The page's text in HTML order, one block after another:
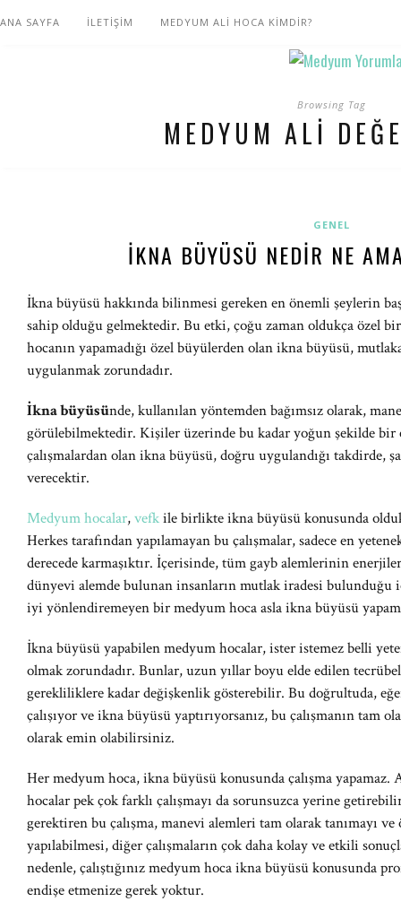
ANA SAYFA İLETİŞİM MEDYUM ALİ HOCA KİMDİR?
Browsing Tag
MEDYUM ALI
GENEL
İKNA BÜYÜSÜ NEDIR NE
İkna büyüsü hakkında bilinmesi gereken en önemli şeylerin
sahip olduğu gelmektedir. Bu etki, çoğu zaman oldukça özel
hocanın yapamadığı özel büyülerden olan ikna büyüsü,
uygulanmak zorundadır.
İkna büyüsünde, kullanılan yöntemden bağımsız olarak,
görülebilmektedir. Kişiler üzerinde bu kadar yoğun şekilde
çalışmalardan olan ikna büyüsü, doğru uygulandığı takdirde,
verecektir.
Medyum hocalar,vefkile birlikte ikna büyüsü konusunda
Herkes tarafından yapılamayan bu çalışmalar, sadece en
derecede karmaşıktır. İçerisinde, tüm gayb alemlerinin
dünyevi alemde bulunan insanların mutlak iradesi bulunduğu
iyi yönlendiremeyen bir medyum hoca asla ikna büyüsü
İkna büyüsü yapabilen medyum hocalar, ister istemez belli
olmak zorundadır. Bunlar, uzun yıllar boyu elde edilen
gerekliliklere kadar değişkenlik gösterebilir. Bu doğrultuda,
çalışıyor ve ikna büyüsü yaptırıyorsanız, bu çalışmanın tam
olarak emin olabilirsiniz.
Her medyum hoca, ikna büyüsü konusunda çalışma
hocalar pek çok farklı çalışmayı da sorunsuzca yerine
gerektiren bu çalışma, manevi alemleri tam olarak tanımayı
yapılabilmesi, diğer çalışmaların çok daha kolay ve etkili
nedenle, çalıştığınız medyum hoca ikna büyüsü konusunda
endişe etmenize gerek yoktur.